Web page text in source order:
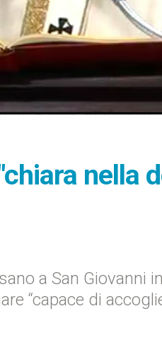
nella
a San Giovanni
“capace di